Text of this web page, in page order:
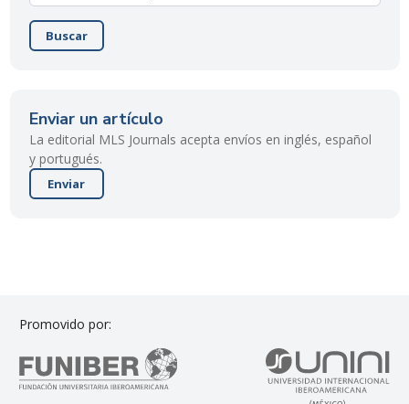
Buscar
Enviar un artículo
La editorial MLS Journals acepta envíos en inglés, español
y portugués.
Enviar
Promovido por: